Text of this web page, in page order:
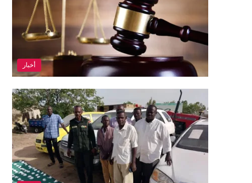
أخبار